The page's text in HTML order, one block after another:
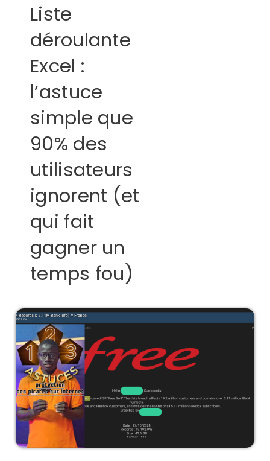
Liste
déroulante
Excel :
l’astuce
simple que
90% des
utilisateurs
ignorent (et
qui fait
gagner un
temps fou)